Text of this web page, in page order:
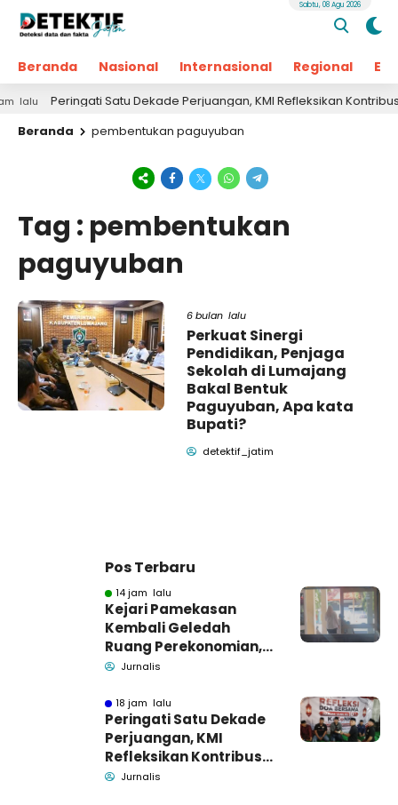
Beranda Nasional Internasional Regional
Sabtu, 08 Agu 2026
Peringati Satu Dekade Perjuangan, KMI Refleksikan Kontribusi
Beranda
pembentukan paguyuban
Tag : pembentukan
paguyuban
6 bulan lalu
Perkuat Sinergi
Pendidikan, Penjaga
Sekolah di Lumajang
Bakal Bentuk
Paguyuban, Apa kata
Bupati?
detektif_jatim
Pos Terbaru
14 jam lalu
Kejari Pamekasan
Kembali Geledah
Ruang Perekonomian,
Pidsus: Tunggu Saja!
Jurnalis
18 jam lalu
Peringati Satu Dekade
Perjuangan, KMI
Refleksikan Kontribusi
untuk Masyarakat
Jurnalis